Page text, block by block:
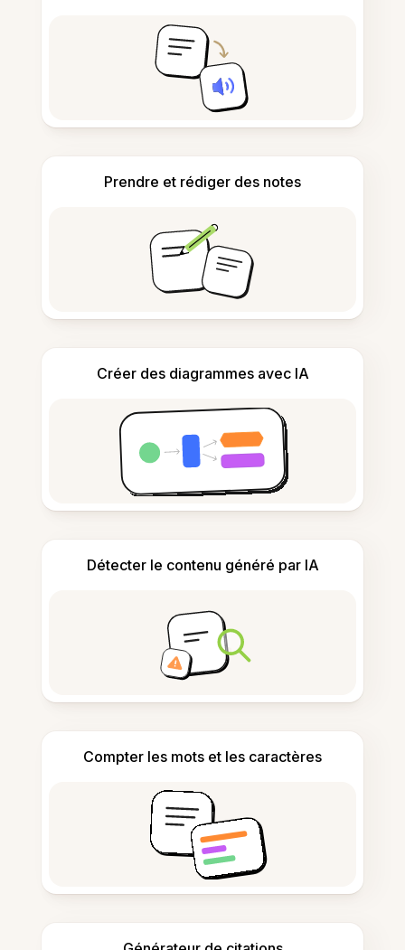
Prendre et rédiger des notes
Créer des diagrammes avec IA
Détecter le contenu généré par IA
Compter les mots et les caractères